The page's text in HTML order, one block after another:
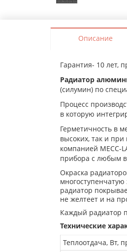
Описание
Гарантия- 10 лет,
Радиатор
(силумин) по
Процесс
в которую
Герметичность в
высоких, так и
компанией MECC-
прибора с любым
Окраска
радиатор
не желтеет и на
Каждый радиатор
Технические
Теплоотдача, Вт,